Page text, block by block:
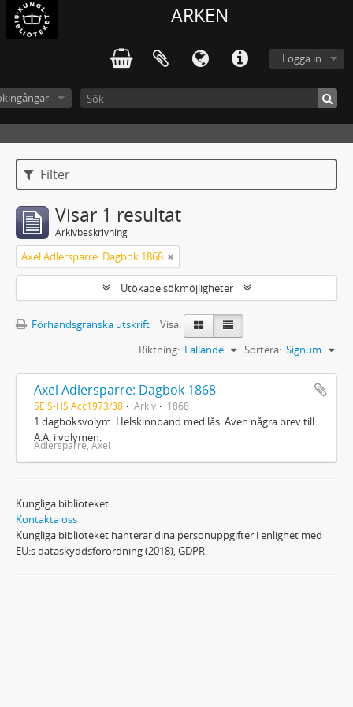
ARKEN
Logga in
Filter
Visar 1 resultat
Arkivbeskrivning
Axel Adlersparre: Dagbok 1868
Utökade sökmöjligheter
Förhandsgranska utskrift
Visa:
Sortera: Signum
Riktning: Fallande
Axel Adlersparre: Dagbok 1868
SE S-HS Acc1973/38 Arkiv 1868
1 dagboksvolym. Helskinnband med lås. Även några brev till
A.A. i volymen.
Adlersparre, Axel
Kungliga biblioteket
Kontakta oss
Kungliga biblioteket hanterar dina personuppgifter i enlighet med
EU:s dataskyddsförordning (2018), GDPR.